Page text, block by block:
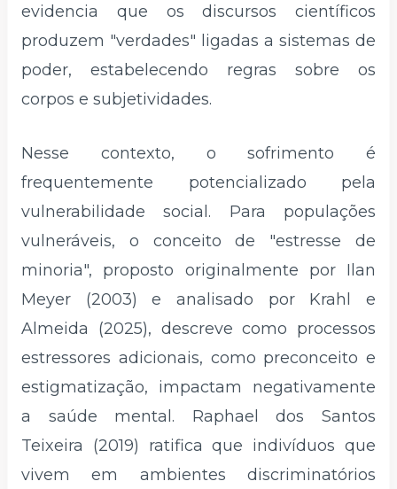
evidencia que os discursos científicos
produzem "verdades" ligadas a sistemas de
poder, estabelecendo regras sobre os
corpos e subjetividades.
Nesse contexto, o sofrimento é
frequentemente potencializado pela
vulnerabilidade social. Para populações
vulneráveis, o conceito de "estresse de
minoria", proposto originalmente por Ilan
Meyer (2003) e analisado por Krahl e
Almeida (2025), descreve como processos
estressores adicionais, como preconceito e
estigmatização, impactam negativamente
a saúde mental. Raphael dos Santos
Teixeira (2019) ratifica que indivíduos que
vivem em ambientes discriminatórios